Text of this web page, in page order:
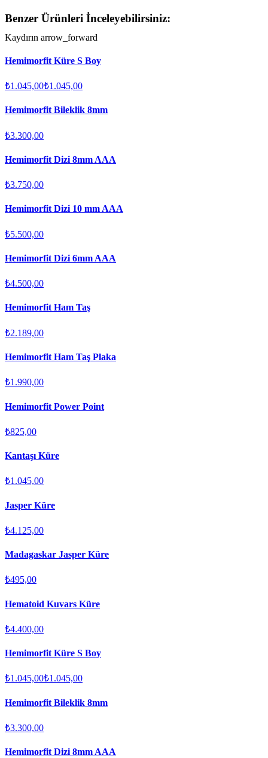
Benzer Ürünleri İnceleyebilirsiniz:
Kaydırın arrow_forward
Hemimorfit Küre S Boy
₺1.045,00₺1.045,00
Hemimorfit Bileklik 8mm
₺3.300,00
Hemimorfit Dizi 8mm AAA
₺3.750,00
Hemimorfit Dizi 10 mm AAA
₺5.500,00
Hemimorfit Dizi 6mm AAA
₺4.500,00
Hemimorfit Ham Taş
₺2.189,00
Hemimorfit Ham Taş Plaka
₺1.990,00
Hemimorfit Power Point
₺825,00
Kantaşı Küre
₺1.045,00
Jasper Küre
₺4.125,00
Madagaskar Jasper Küre
₺495,00
Hematoid Kuvars Küre
₺4.400,00
Hemimorfit Küre S Boy
₺1.045,00₺1.045,00
Hemimorfit Bileklik 8mm
₺3.300,00
Hemimorfit Dizi 8mm AAA